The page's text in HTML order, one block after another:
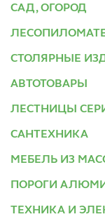
САД, ОГОРОД
СТОЛЯРНЫЕ
АВТОТОВАРЫ
ЛЕСТНИЦЫ
САНТЕХНИКА
МЕБЕЛЬ ИЗ
ПОРОГИ
ТЕХНИКА И